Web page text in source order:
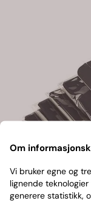
Om
Vi bruker egne og
lignende
generere statistikk,